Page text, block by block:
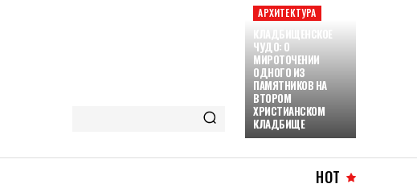
АРХИТЕКТУРА
КЛАДБИЩЕНСКОЕ
ЧУДО: О
МИРОТОЧЕНИИ
ОДНОГО ИЗ
ПАМЯТНИКОВ НА
ВТОРОМ
ХРИСТИАНСКОМ
КЛАДБИЩЕ
HOT